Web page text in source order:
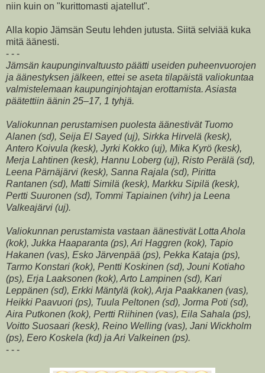
niin kuin on "kurittomasti ajatellut".
Alla kopio Jämsän Seutu lehden jutusta. Siitä selviää kuka
mitä äänesti.
- - -
Jämsän kaupunginvaltuusto päätti useiden puheenvuorojen
ja äänestyksen jälkeen, ettei se aseta tilapäistä valiokuntaa
valmistelemaan kaupunginjohtajan erottamista. Asiasta
päätettiin äänin 25–17, 1 tyhjä.
Valiokunnan perustamisen puolesta äänestivät Tuomo
Alanen (sd), Seija El Sayed (uj), Sirkka Hirvelä (kesk),
Antero Koivula (kesk), Jyrki Kokko (uj), Mika Kyrö (kesk),
Merja Lahtinen (kesk), Hannu Loberg (uj), Risto Perälä (sd),
Leena Pärnäjärvi (kesk), Sanna Rajala (sd), Piritta
Rantanen (sd), Matti Similä (kesk), Markku Sipilä (kesk),
Pertti Suuronen (sd), Tommi Tapiainen (vihr) ja Leena
Valkeajärvi (uj).
Valiokunnan perustamista vastaan äänestivät Lotta Ahola
(kok), Jukka Haaparanta (ps), Ari Haggren (kok), Tapio
Hakanen (vas), Esko Järvenpää (ps), Pekka Kataja (ps),
Tarmo Konstari (kok), Pentti Koskinen (sd), Jouni Kotiaho
(ps), Erja Laaksonen (kok), Arto Lampinen (sd), Kari
Leppänen (sd), Erkki Mäntylä (kok), Arja Paakkanen (vas),
Heikki Paavuori (ps), Tuula Peltonen (sd), Jorma Poti (sd),
Aira Putkonen (kok), Pertti Riihinen (vas), Eila Sahala (ps),
Voitto Suosaari (kesk), Reino Welling (vas), Jani Wickholm
(ps), Eero Koskela (kd) ja Ari Valkeinen (ps).
- - -